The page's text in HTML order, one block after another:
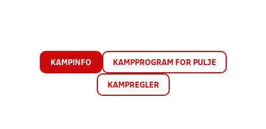
KAMPINFO KAMPPROGRAM FOR PULJE
KAMPREGLER